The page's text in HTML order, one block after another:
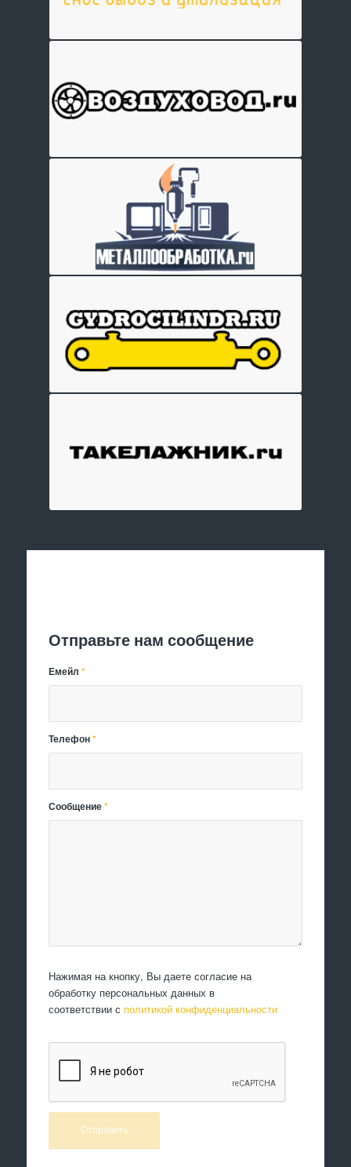
Отправьте нам сообщение
Емейл*
Телефон*
Сообщение*
Нажимая на кнопку, Вы даете согласие на
обработку персональных данных в
соответствии с политикой конфиденциальности